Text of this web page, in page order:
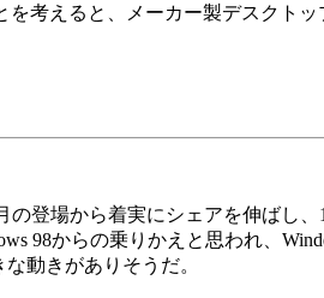
考えると、メーカー製デスクト
登場から着実にシェアを伸ばし
98からの乗りかえと思われ、
動きがありそうだ。